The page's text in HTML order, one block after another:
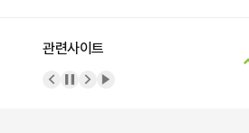
관련사이트
이전 배너
배너 정지
다음 배너
배너 재생